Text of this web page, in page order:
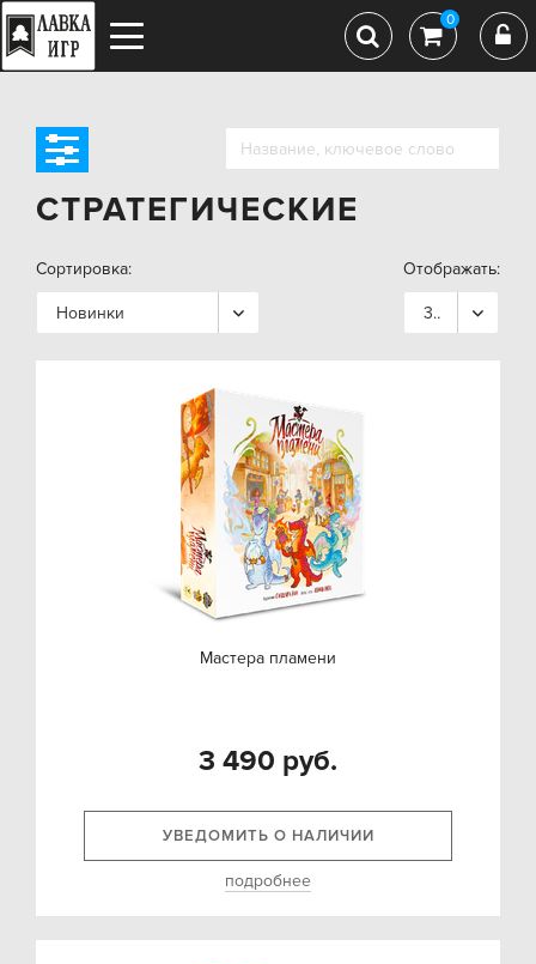
0
СТРАТЕГИЧЕСКИЕ
Сортировка:
Новинки
Отображать:
36
Мастера пламени
3 490 руб.
УВЕДОМИТЬ О НАЛИЧИИ
подробнее